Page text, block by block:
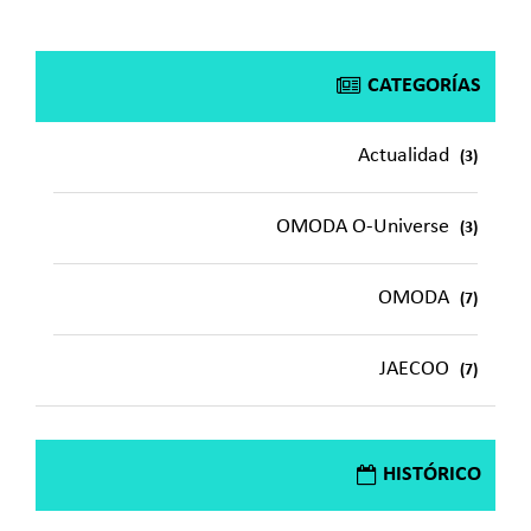
CATEGORÍAS
Actualidad (3)
OMODA O-Universe (3)
OMODA (7)
JAECOO (7)
HISTÓRICO